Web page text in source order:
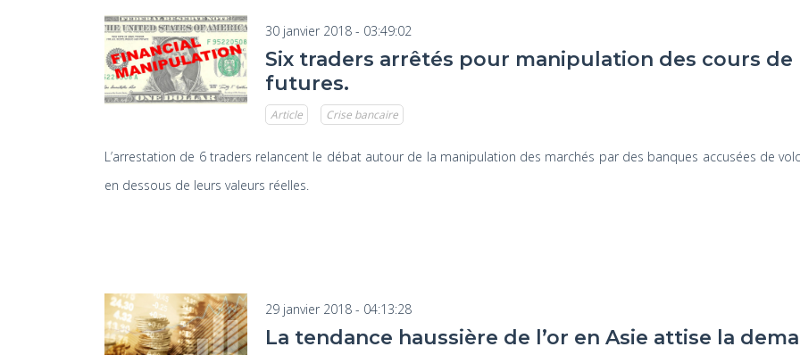
30 janvier 2018 - 03:49:02
Six traders arrêtés pour manipulation des cours de
futures.
Article Crise bancaire
L’arrestation de 6 traders relancent le débat autour de la manipulation des marchés par des banques accusées de
en dessous de leurs valeurs réelles.
29 janvier 2018 - 04:13:28
La tendance haussière de l’or en Asie attise la